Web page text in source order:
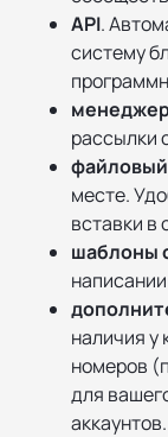
API.
систему
рассылки
месте.
вставки в
шаблоны
наличия у
номеров
для
аккаунтов.